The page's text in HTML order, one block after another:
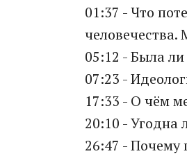
01:37 - Что
05:12 - Была
07:23 -
17:33 - О чём
20:10 - Угодна
26:47 - Почему